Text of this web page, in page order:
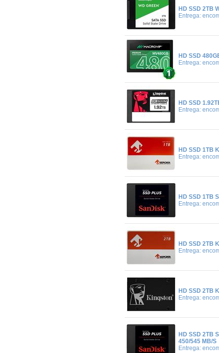
HD SSD 2TB
Entrega:
HD SSD
Entrega:
HD SSD
Entrega:
HD SSD 1TB
Entrega:
HD SSD 1TB
Entrega:
HD SSD 2TB
Entrega:
HD SSD 2TB
Entrega:
HD SSD 2TB
450/545 MB/S
Entrega: